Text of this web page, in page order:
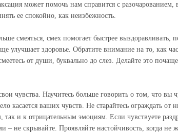
может помочь нам справится с
ее спокойно, как неизбежность.
смеяться, смех помогает быстрее выздоравливать,
улучшает здоровье. Обратите внимание на то, как
от души, буквально до слез. Делайте это
чувства. Научитесь больше говорить о том, что вы
касается ваших чувств. Не старайтесь ограждать
и к отрицательным эмоциям. Если чувствуете
– не скрывайте. Проявляйте настойчивость, когда не